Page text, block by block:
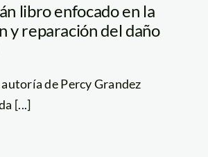
libro enfocado en la
y reparación del daño
de Percy Grandez
[...]